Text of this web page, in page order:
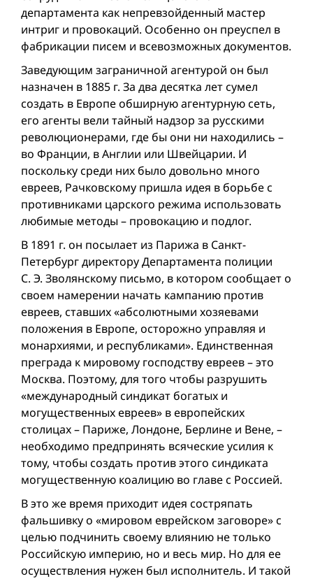
департамента как непревзойденный мастер
интриг и провокаций. Особенно он преуспел в
фабрикации писем и всевозможных документов.
Заведующим заграничной агентурой он был
назначен в 1885 г. За два десятка лет сумел
создать в Европе обширную агентурную сеть,
его агенты вели тайный надзор за русскими
революционерами, где бы они ни находились –
во Франции, в Англии или Швейцарии. И
поскольку среди них было довольно много
евреев, Рачковскому пришла идея в борьбе с
противниками царского режима использовать
любимые методы – провокацию и подлог.
В 1891 г. он посылает из Парижа в Санкт-
Петербург директору Департамента полиции
С. Э. Зволянскому письмо, в котором сообщает о
своем намерении начать кампанию против
евреев, ставших «абсолютными хозяевами
положения в Европе, осторожно управляя и
монархиями, и республиками». Единственная
преграда к мировому господству евреев – это
Москва. Поэтому, для того чтобы разрушить
«международный синдикат богатых и
могущественных евреев» в европейских
столицах – Париже, Лондоне, Берлине и Вене, –
необходимо предпринять всяческие усилия к
тому, чтобы создать против этого синдиката
могущественную коалицию во главе с Россией.
В это же время приходит идея состряпать
фальшивку о «мировом еврейском заговоре» с
целью подчинить своему влиянию не только
Российскую империю, но и весь мир. Но для ее
осуществления нужен был исполнитель. И такой